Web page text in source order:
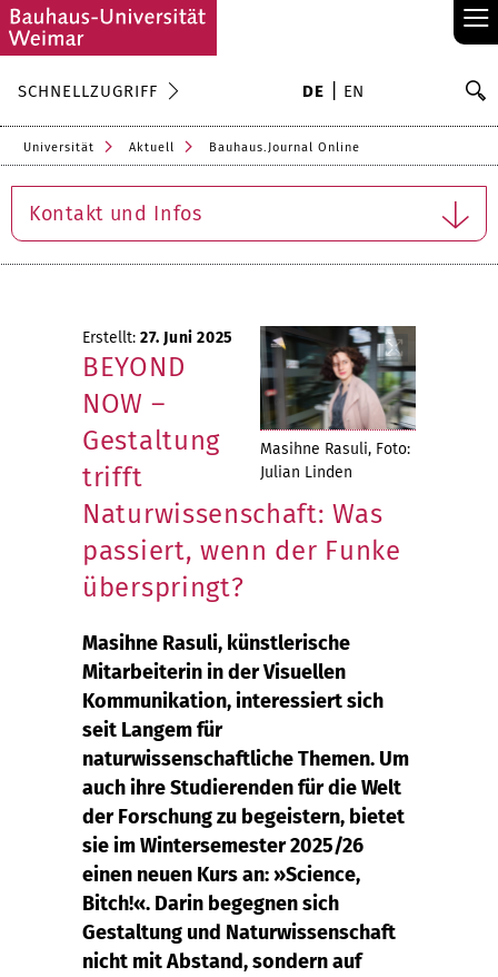
≡
SCHNELLZUGRIFF DE EN
Universität Aktuell Bauhaus.Journal Online
Kontakt und Infos
Masihne Rasuli, Foto:
Julian Linden
Erstellt: 27. Juni 2025
BEYOND
NOW –
Gestaltung
trifft
Naturwissenschaft: Was
passiert, wenn der Funke
überspringt?
Masihne Rasuli, künstlerische
Mitarbeiterin in der Visuellen
Kommunikation, interessiert sich
seit Langem für
naturwissenschaftliche Themen. Um
auch ihre Studierenden für die Welt
der Forschung zu begeistern, bietet
sie im Wintersemester 2025/26
einen neuen Kurs an: »Science,
Bitch!«. Darin begegnen sich
Gestaltung und Naturwissenschaft
nicht mit Abstand, sondern auf